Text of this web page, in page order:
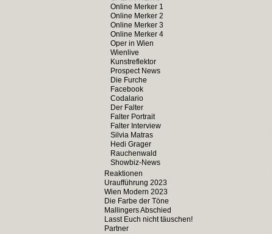
Online Merker 1
Online Merker 2
Online Merker 3
Online Merker 4
Oper in Wien
Wienlive
Kunstreflektor
Prospect News
Die Furche
Facebook
Codalario
Der Falter
Falter Portrait
Falter Interview
Silvia Matras
Hedi Grager
Rauchenwald
Showbiz-News
Reaktionen
Uraufführung 2023
Wien Modern 2023
Die Farbe der Töne
Mallingers Abschied
Lasst Euch nicht täuschen!
Partner